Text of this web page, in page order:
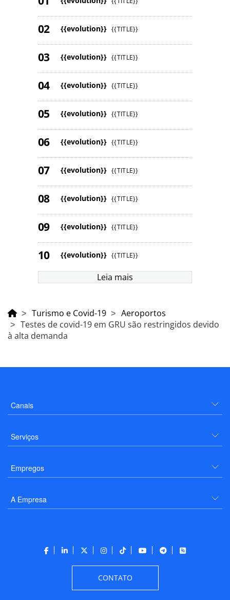
{{evolution}} {{TITLE}}
{{evolution}} {{TITLE}}
{{evolution}} {{TITLE}}
{{evolution}} {{TITLE}}
{{evolution}} {{TITLE}}
{{evolution}} {{TITLE}}
{{evolution}} {{TITLE}}
{{evolution}} {{TITLE}}
{{evolution}} {{TITLE}}
Leia mais
Turismo e Covid-19
Aeroportos
Testes de covid-19 em GRU são restringidos devido
à alta demanda
Canais
Serviços
Empregos
A Empresa
CONTATO